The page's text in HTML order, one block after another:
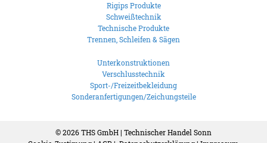
Rigips Produkte
Schweißtechnik
Technische Produkte
Trennen, Schleifen & Sägen
Unterkonstruktionen
Verschlusstechnik
Sport-/Freizeitbekleidung
Sonderanfertigungen/Zeichungsteile
© 2026THS GmbH | Technischer Handel Sonn